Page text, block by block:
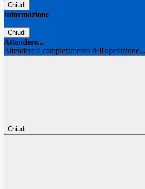
Chiudi
Informazione
Chiudi
Attendere...
Attendere il completamento dell'operazione...
Chiudi